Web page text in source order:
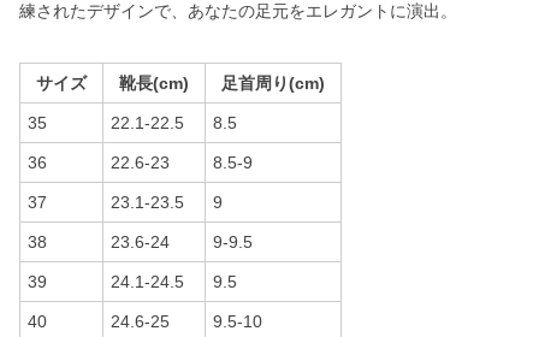
練されたデザインで、あなたの足元をエレガントに演出。
サイズ 靴長(cm) 足首周り(cm)
35 22.1-22.5 8.5
36 22.6-23 8.5-9
37 23.1-23.5 9
38 23.6-24 9-9.5
39 24.1-24.5 9.5
40 24.6-25 9.5-10